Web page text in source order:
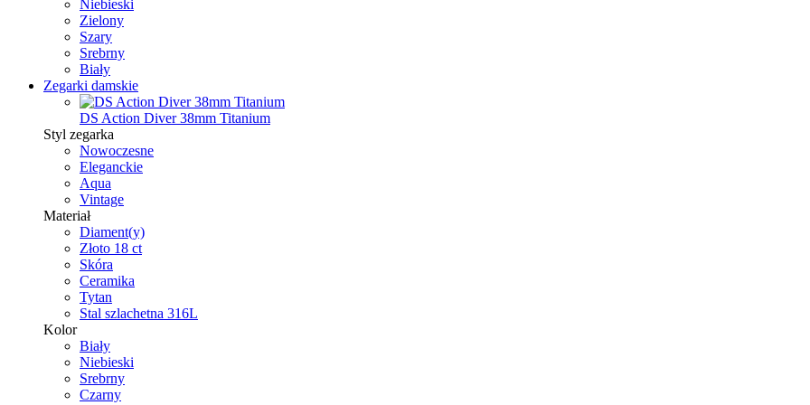
Niebieski
Zielony
Szary
Srebrny
Biały
Zegarki damskie
DS Action Diver 38mm Titanium
Styl zegarka
Nowoczesne
Eleganckie
Aqua
Vintage
Materiał
Diament(y)
Złoto 18 ct
Skóra
Ceramika
Tytan
Stal szlachetna 316L
Kolor
Biały
Niebieski
Srebrny
Czarny